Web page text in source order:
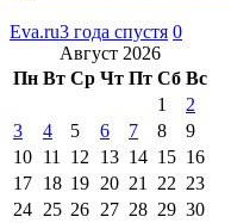
Eva.ru3 года спустя 0
Август 2026
Пн Вт Ср Чт Пт Сб Вс
1
2
3
4 5 6 7 8
9
10 11 12 13 14 15 16
17 18 19 20 21 22 23
24 25 26 27 28 29 30